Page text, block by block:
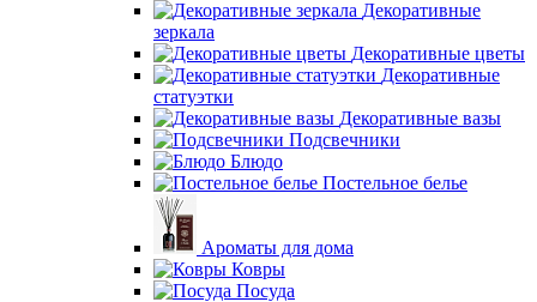
Декоративные
зеркала
Декоративные цветы
Декоративные
статуэтки
Декоративные вазы
Подсвечники
Блюдо
Постельное белье
Ароматы для дома
Ковры
Посуда